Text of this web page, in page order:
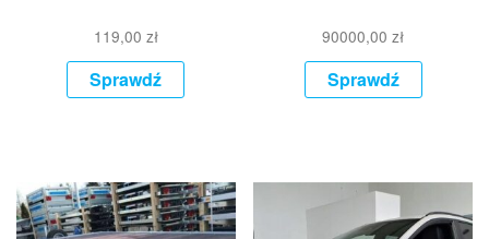
119,00 zł
Sprawdź
90000,00zł
Sprawdź